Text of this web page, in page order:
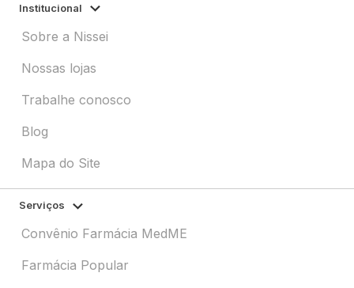
Institucional
Sobre a Nissei
Nossas lojas
Trabalhe conosco
Blog
Mapa do Site
Serviços
Convênio Farmácia MedME
Farmácia Popular